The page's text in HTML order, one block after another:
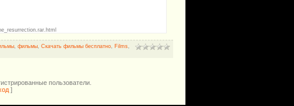
фильмы Скачать фильмы бесплатно Films
пользователи.
]